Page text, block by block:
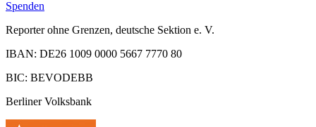
Spenden
Reporter ohne Grenzen, deutsche Sektion e. V.
IBAN: DE26 1009 0000 5667 7770 80
BIC: BEVODEBB
Berliner Volksbank